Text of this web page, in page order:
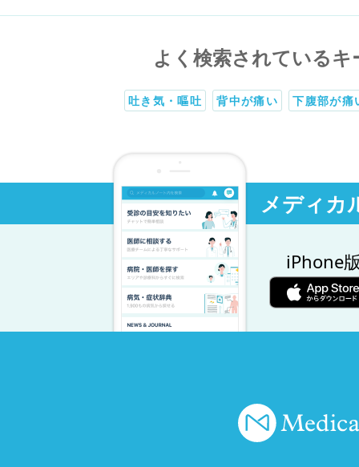
よく検索されているキ
吐き気・嘔吐 背中が痛い 下腹部が痛
メディカ
iPhone